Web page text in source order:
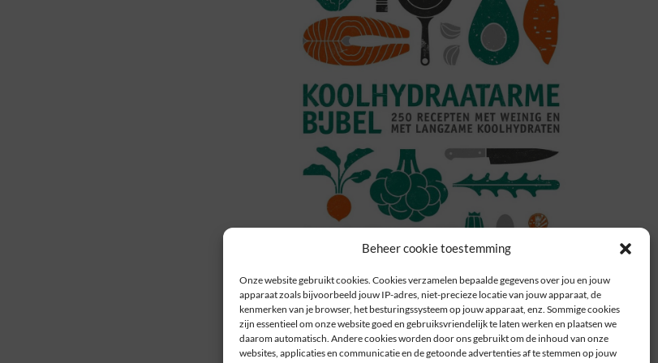
Beheer cookie toestemming
Onze website gebruikt cookies. Cookies verzamelen bepaalde gegevens over jou en jouw
apparaat zoals bijvoorbeeld jouw IP-adres, niet-precieze locatie van jouw apparaat, de
kenmerken van je browser, het besturingssysteem op jouw apparaat, enz. Sommige cookies
zijn essentieel om onze website goed en gebruiksvriendelijk te laten werken en plaatsen we
daarom automatisch. Andere cookies worden door ons gebruikt om de inhoud van onze
websites, applicaties en communicatie en de getoonde advertenties af te stemmen op jouw